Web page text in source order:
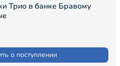
Трио в банке Бравому
о поступлении